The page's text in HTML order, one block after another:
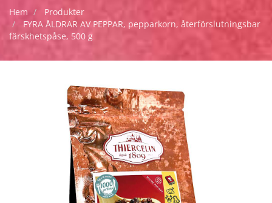
Hem
Produkter
FYRA ÅLDRAR AV PEPPAR, pepparkorn, återförslutningsbar
färskhetspåse, 500 g